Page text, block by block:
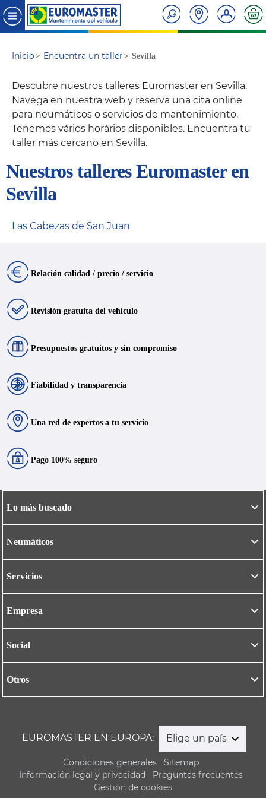
Inicio Encuentra un taller Sevilla
Descubre nuestros talleres Euromaster en Sevilla.
Navega en nuestra web y reserva una cita online
para neumáticos o servicios de mantenimiento.
Tenemos vários horários disponibles. Encuentra tu
taller más cercano en Sevilla.
Nuestros talleres Euromaster en
Sevilla
Las Cabezas de San Juan
Relación calidad / precio / servicio
Revisión gratuita del vehículo
Presupuestos gratuitos y sin compromiso
Fiabilidad y transparencia
Una red de expertos a tu servicio
Pago 100% seguro
Lo más buscado
Neumáticos
Servicios
Empresa
Social
Otros
EUROMASTER EN EUROPA: Elige un país
Condiciones generales
Sitemap
Información legal y privacidad
Preguntas frecuentes
Gestión de cookies